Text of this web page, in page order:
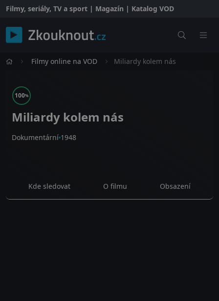
Filmy, seriály, TV a sport | Magazín | Katalog VOD
Filmy online na VOD Miliardy kolem nás
100%
Miliardy kolem nás
Dokumentární 1948
Kde sledovat O filmu Obsazení